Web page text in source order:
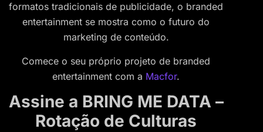
formatos tradicionais de publicidade, o branded
entertainment se mostra como o futuro do
marketing de conteúdo.
Comece o seu próprio projeto de branded
entertainment com a Macfor.
Assine a BRING ME DATA –
Rotação de Culturas